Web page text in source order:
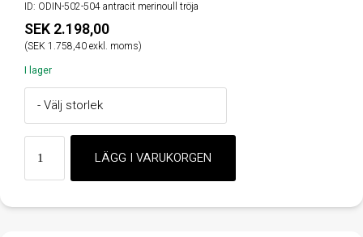
ID: ODIN-502-504 antracit merinoull tröja
SEK 2.198,00
(SEK 1.758,40 exkl. moms)
I lager